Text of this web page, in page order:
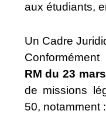
aux étudiants,
Un Cadre
RM du 23
de missions
50, notamment :